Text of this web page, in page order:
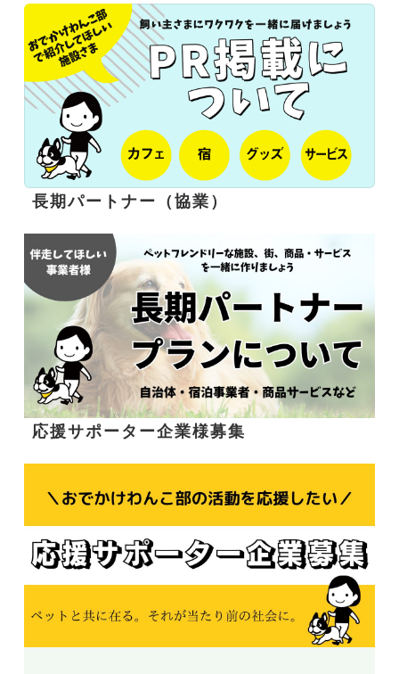
長期パートナー（協業）
応援サポーター企業様募集